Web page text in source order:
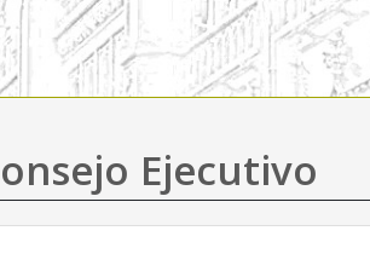
Ejecutivo